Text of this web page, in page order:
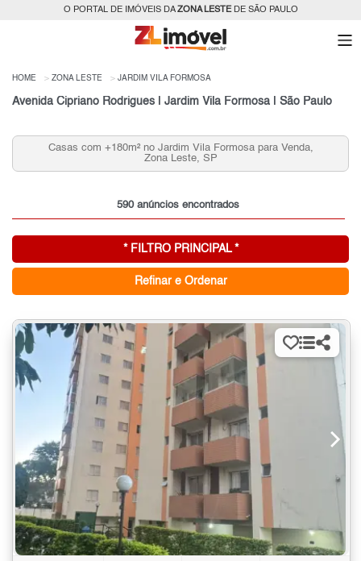
O PORTAL DE IMÓVEIS DAZONA LESTEDE SÃO PAULO
HOME ZONA LESTE JARDIM VILA FORMOSA
Avenida Cipriano Rodrigues | Jardim Vila Formosa | São Paulo
Casas com +180m² no Jardim Vila Formosa para Venda,
Zona Leste, SP
590 anúncios encontrados
* FILTRO PRINCIPAL *
Refinar e Ordenar